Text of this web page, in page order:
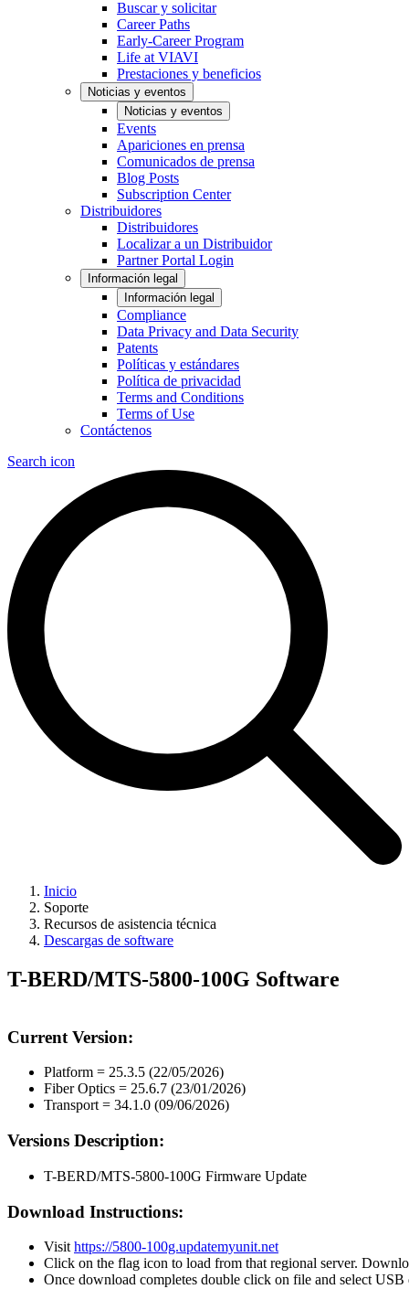
Buscar y solicitar
Career Paths
Early-Career Program
Life at VIAVI
Prestaciones y beneficios
Noticias y eventos
Noticias y eventos
Events
Apariciones en prensa
Comunicados de prensa
Blog Posts
Subscription Center
Distribuidores
Distribuidores
Localizar a un Distribuidor
Partner Portal Login
Información legal
Información legal
Compliance
Data Privacy and Data Security
Patents
Políticas y estándares
Política de privacidad
Terms and Conditions
Terms of Use
Contáctenos
Search icon
Inicio
Soporte
Recursos de asistencia técnica
Descargas de software
T-BERD/MTS-5800-100G Software
Current Version:
Platform = 25.3.5 (22/05/2026)
Fiber Optics = 25.6.7 (23/01/2026)
Transport = 34.1.0 (09/06/2026)
Versions Description:
T-BERD/MTS-5800-100G Firmware Update
Download Instructions:
Visit https://5800-100g.updatemyunit.net
Click on the flag icon to load from that regional server.
Once download completes double click on file and select